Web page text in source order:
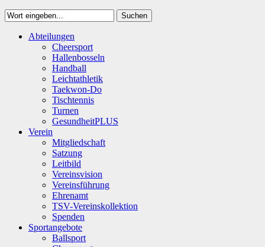
Suchen
SuchenAbteilungen
Cheersport
Hallenbosseln
Handball
Leichtathletik
Taekwon-Do
Tischtennis
Turnen
GesundheitPLUS
Verein
Mitgliedschaft
Satzung
Leitbild
Vereinsvision
Vereinsführung
Ehrenamt
TSV-Vereinskollektion
Spenden
Sportangebote
Ballsport